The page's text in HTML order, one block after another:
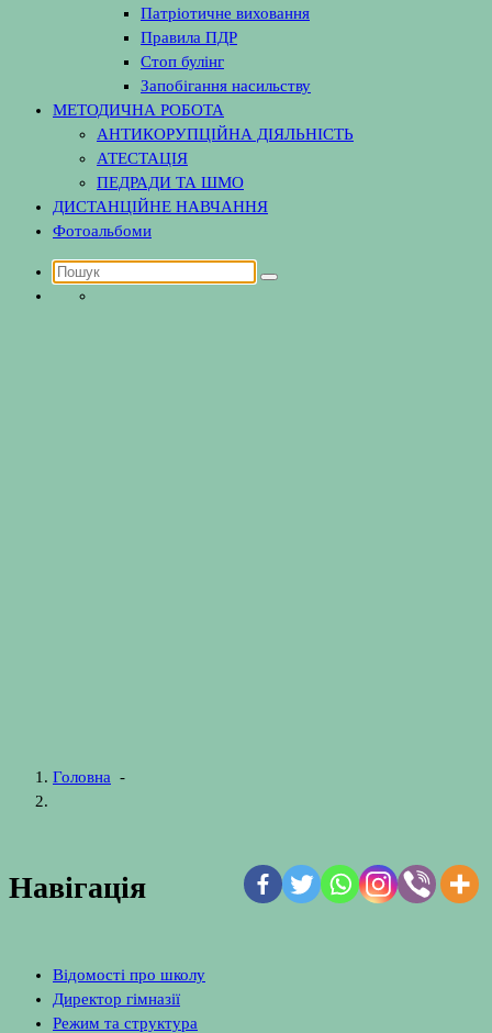
Патріотичне виховання
Правила ПДР
Стоп булінг
Запобігання насильству
МЕТОДИЧНА РОБОТА
АНТИКОРУПЦІЙНА ДІЯЛЬНІСТЬ
АТЕСТАЦІЯ
ПЕДРАДИ ТА ШМО
ДИСТАНЦІЙНЕ НАВЧАННЯ
Фотоальбоми
Головна -
Навігація
Відомості про школу
Директор гімназії
Режим та структура